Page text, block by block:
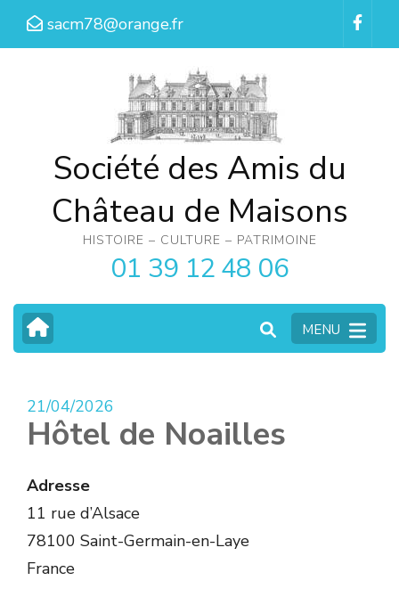
Aller
sacm78@orange.fr
Société des Amis du
Château de Maisons
HISTOIRE – CULTURE – PATRIMOINE
01 39 12 48 06
MENU
21/04/2026
Hôtel de Noailles
Adresse
11 rue d’Alsace
78100 Saint-Germain-en-Laye
France